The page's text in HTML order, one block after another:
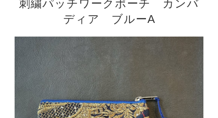
刺繍パッチワークポーチ カンバ
ディア ブルーA